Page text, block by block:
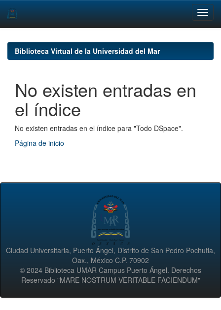
navigationBiblioteca Virtual de la Universidad del Mar
No existen entradas en
el índice
No existen entradas en el índice para "Todo DSpace".
Página de inicio
Ciudad Universitaria, Puerto Ángel, Distrito de San Pedro Pochutla,
Oax., México C.P. 70902
© 2024 Biblioteca UMAR Campus Puerto Ángel. Derechos
Reservado "MARE NOSTRUM VERITABLE FACIENDUM"